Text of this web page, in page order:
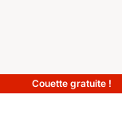
Couette gratuite !